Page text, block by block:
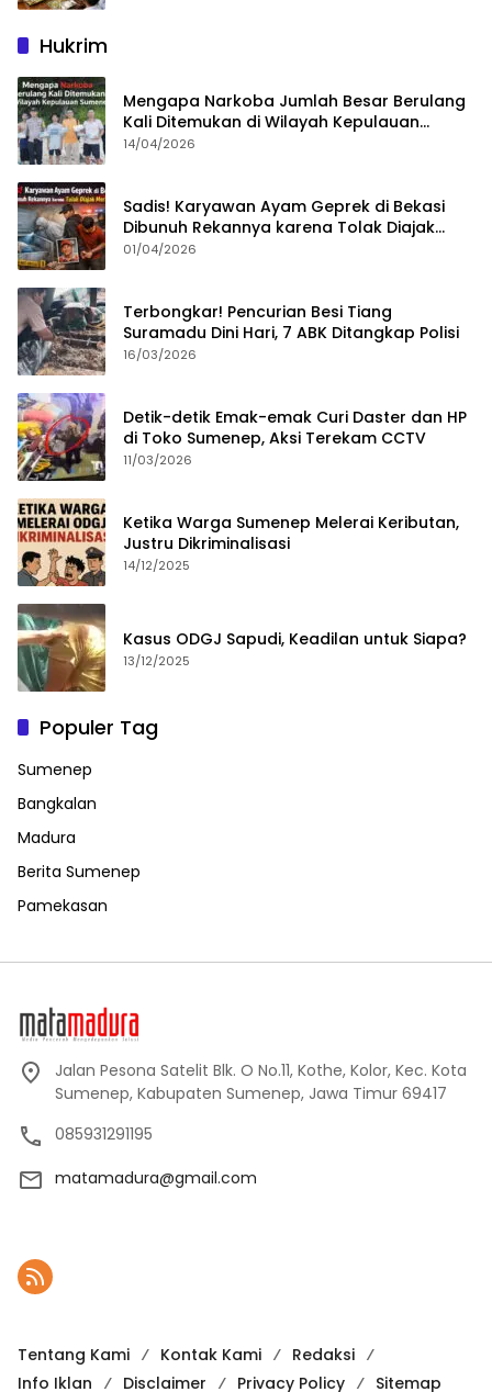
Hukrim
Mengapa Narkoba Jumlah Besar Berulang
Kali Ditemukan di Wilayah Kepulauan
Sumenep?
14/04/2026
Sadis! Karyawan Ayam Geprek di Bekasi
Dibunuh Rekannya karena Tolak Diajak
Merampok Majikan
01/04/2026
Terbongkar! Pencurian Besi Tiang
Suramadu Dini Hari, 7 ABK Ditangkap Polisi
16/03/2026
Detik-detik Emak-emak Curi Daster dan HP
di Toko Sumenep, Aksi Terekam CCTV
11/03/2026
Ketika Warga Sumenep Melerai Keributan,
Justru Dikriminalisasi
14/12/2025
Kasus ODGJ Sapudi, Keadilan untuk Siapa?
13/12/2025
Populer Tag
Sumenep
Bangkalan
Madura
Berita Sumenep
Pamekasan
Jalan Pesona Satelit Blk. O No.11, Kothe, Kolor, Kec. Kota
Sumenep, Kabupaten Sumenep, Jawa Timur 69417
085931291195
matamadura@gmail.com
Tentang Kami Kontak Kami
Redaksi
Info Iklan
Disclaimer Privacy Policy Sitemap